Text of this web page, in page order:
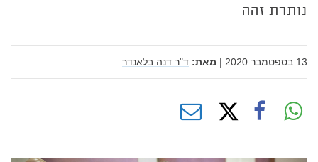
נותרת זהה
13 בספטמבר 2020 | מאת: ד"ר דנה בלאנדר